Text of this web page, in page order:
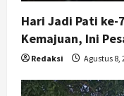
Hari Jadi Pati ke-
Kemajuan, Ini
Redaksi Agustus 8,